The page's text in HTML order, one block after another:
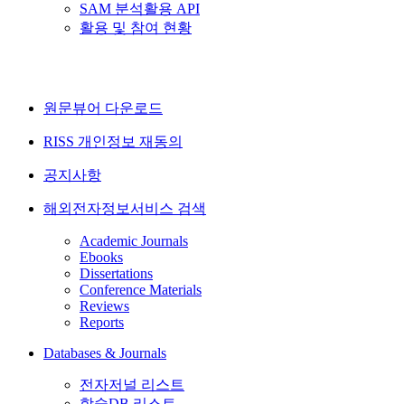
SAM 분석활용 API
활용 및 참여 현황
원문뷰어 다운로드
RISS 개인정보 재동의
공지사항
해외전자정보서비스 검색
Academic Journals
Ebooks
Dissertations
Conference Materials
Reviews
Reports
Databases & Journals
전자저널 리스트